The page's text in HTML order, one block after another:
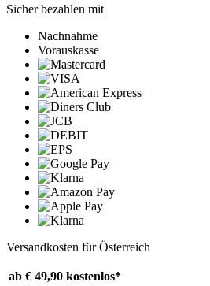
Sicher bezahlen mit
Nachnahme
Vorauskasse
Versandkosten für Österreich
ab € 49,90 kostenlos*